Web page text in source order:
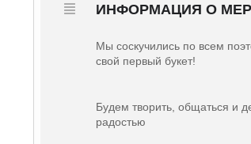
ИНФОРМАЦИЯ О
Мы соскучились по всем
свой первый букет!
Будем творить, общаться и
радостью